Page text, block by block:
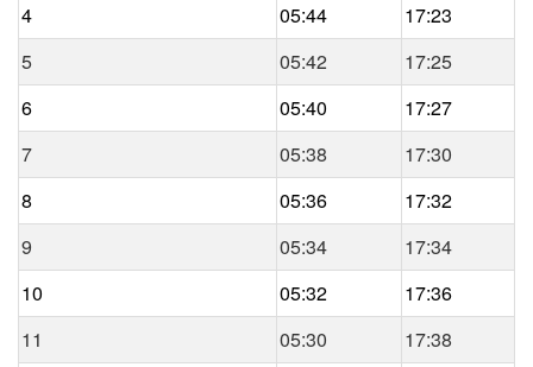
4
05:44
17:23
5
05:42
17:25
6
05:40
17:27
7
05:38
17:30
8
05:36
17:32
9
05:34
17:34
10
05:32
17:36
11
05:30
17:38